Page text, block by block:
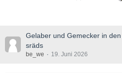
Gelaber und Gemecker in
sräds
be_we 19. Juni 2026